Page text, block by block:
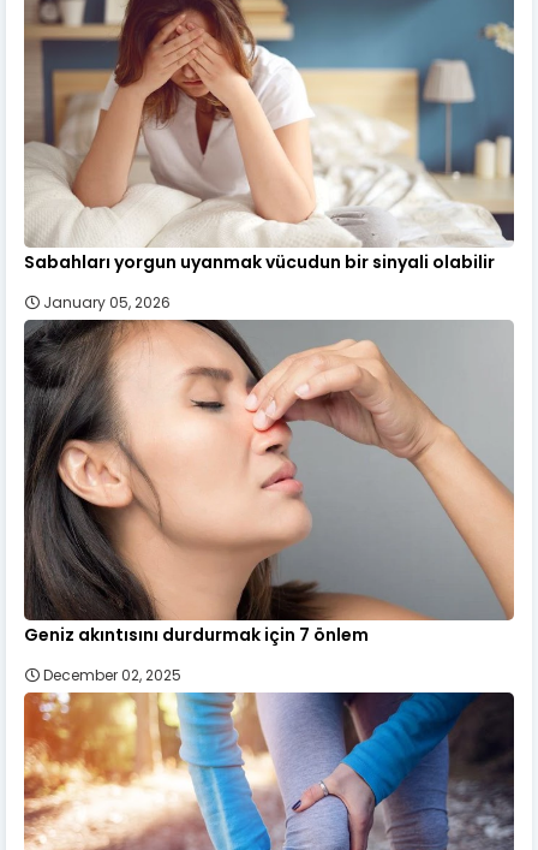
Sabahları yorgun uyanmak vücudun bir sinyali olabilir
January 05, 2026
Geniz akıntısını durdurmak için 7 önlem
December 02, 2025